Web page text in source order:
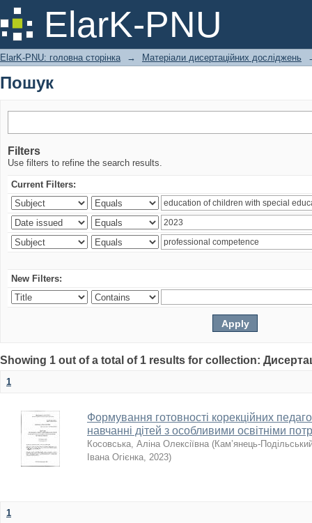
ElarK-PNU
Пошук
ElarK-PNU: головна сторінка → Матеріали дисертаційних досліджень
Пошук
Filters
Use filters to refine the search results.
Current Filters:
New Filters:
Showing 1 out of a total of 1 results for collection:
1
Формування готовності корекційних
навчанні дітей з особливими освітніми
Косовська, Аліна Олексіївна (Кам’янець-
Івана Огієнка, 2023)
1